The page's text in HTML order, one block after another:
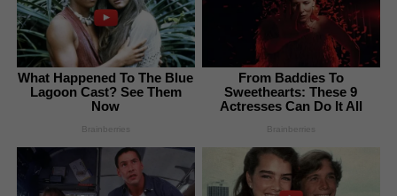
What Happened To The Blue
Lagoon Cast? See Them
Now
Brainberries
From Baddies To
Sweethearts: These 9
Actresses Can Do It All
Brainberries